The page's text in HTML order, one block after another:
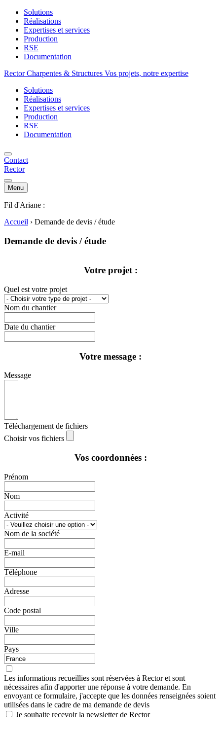
Solutions
Réalisations
Expertises et services
Production
RSE
Documentation
Rector Charpentes & Structures Vos projets, notre expertise
Solutions
Réalisations
Expertises et services
Production
RSE
Documentation
Contact
Rector
Menu
Fil d'Ariane :
Accueil › Demande de devis / étude
Demande de devis / étude
Votre projet :
Quel est votre projet
Nom du chantier
Date du chantier
Votre message :
Message
Téléchargement de fichiers
Choisir vos fichiers
Vos coordonnées :
Prénom
Nom
Activité
Nom de la société
E-mail
Téléphone
Adresse
Code postal
Ville
Pays
Les informations recueillies sont réservées à Rector et sont
nécessaires afin d'apporter une réponse à votre demande. En
envoyant ce formulaire, j'accepte que les données renseignées soient
utilisées dans le cadre de ma demande de devis
Je souhaite recevoir la newsletter de Rector